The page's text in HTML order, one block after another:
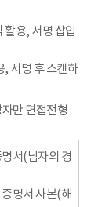
용, 서명 삽입
서명 후 스캔하
만 면접전형
서(남자의 경
명서 사본(해